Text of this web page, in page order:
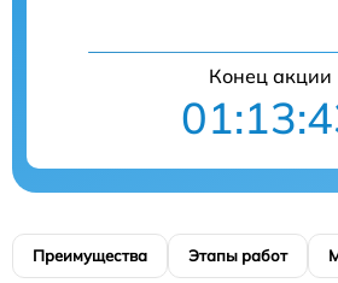
Конец акции
Преимущества Этапы работ